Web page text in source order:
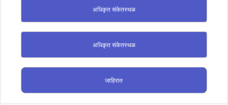
अधिकृत संकेतस्थळ
अधिकृत संकेतस्थळ
जाहिरात